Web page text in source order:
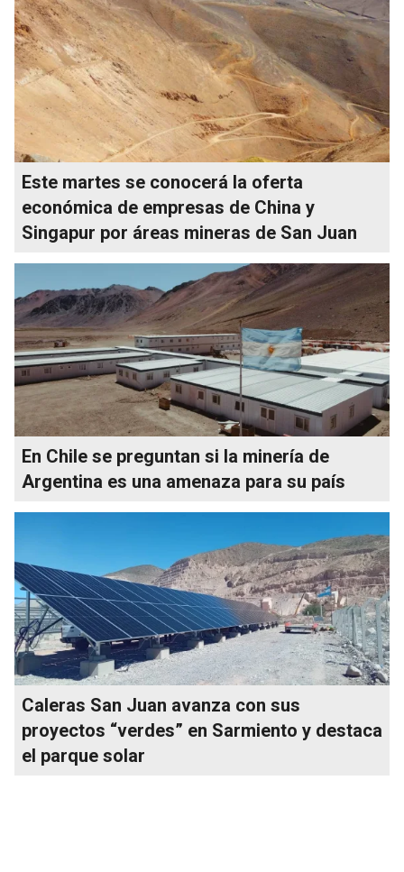
Este martes se conocerá la oferta
económica de empresas de China y
Singapur por áreas mineras de San Juan
En Chile se preguntan si la minería de
Argentina es una amenaza para su país
Caleras San Juan avanza con sus
proyectos “verdes” en Sarmiento y destaca
el parque solar